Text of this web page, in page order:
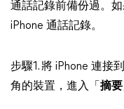
通話記錄前備份過。
iPhone 通話記錄。
步驟1. 將 iPhone 連接
角的裝置，進入「 摘要